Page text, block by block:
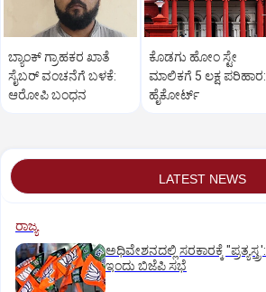
ಬ್ಯಾಂಕ್ ಗ್ರಾಹಕರ ಖಾತೆ
ಸೈಬರ್ ವಂಚನೆಗೆ ಬಳಕೆ:
ಆರೋಪಿ ಬಂಧನ
ಕೊಡಗು ಹೋಂ ಸ್ಟೇ
ಮಾಲಿಕಗೆ 5 ಲಕ್ಷ ಪರಿಹಾರ:
ಹೈಕೋರ್ಟ್
LATEST NEWS
ರಾಜ್ಯ
ಅಧಿವೇಶನದಲ್ಲಿ ಸರಕಾರಕ್ಕೆ "ಪ್ರತ್ಯಸ್ತ್ರ':
ಇಂದು ಬಿಜೆಪಿ ಸಭೆ